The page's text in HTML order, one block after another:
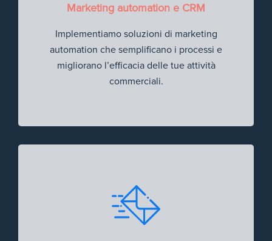
Marketing automation e CRM
Implementiamo soluzioni di marketing
automation che semplificano i processi e
migliorano l’efficacia delle tue attività
commerciali.